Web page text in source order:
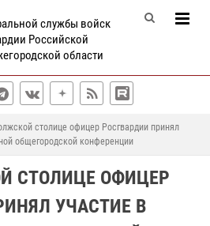
службы войск
Российской
области
столице офицер Росгвардии принял
общегородской конференции
СТОЛИЦЕ ОФИЦЕР
УЧАСТИЕ В